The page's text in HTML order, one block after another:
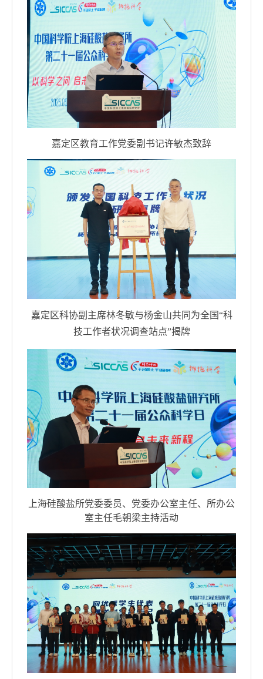
嘉定区教育工作党委副书记许敏杰致辞
嘉定区科协副主席林冬敏与杨金山共同为全国“科
技工作者状况调查站点”揭牌
上海硅酸盐所党委委员、党委办公室主任、所办公
室主任毛朝梁主持活动